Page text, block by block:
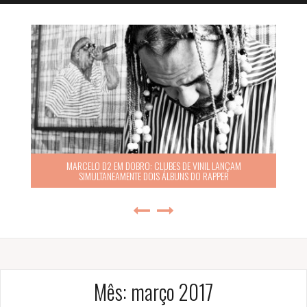
MARCELO D2 EM DOBRO: CLUBES DE VINIL LANÇAM
SIMULTANEAMENTE DOIS ÁLBUNS DO RAPPER
Mês: março 2017